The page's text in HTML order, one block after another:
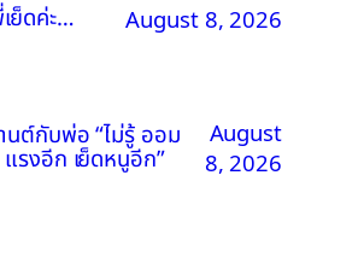
ย็ดค่ะ… August 8, 2026
นต์กับพ่อ “ไม่รู้ ออม
รงอีก เย็ดหนูอีก”
August
8, 2026